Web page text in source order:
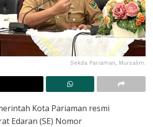
Sekda Pariaman, Mursalim.
Kota Pariaman resmi
Edaran (SE) Nomor